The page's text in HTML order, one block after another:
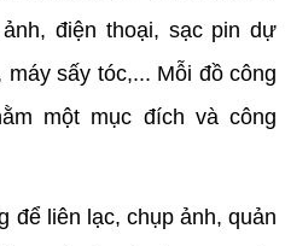
điện thoại, sạc pin dự
sấy tóc,... Mỗi đồ công
một mục đích và công
để liên lạc, chụp ảnh, quản